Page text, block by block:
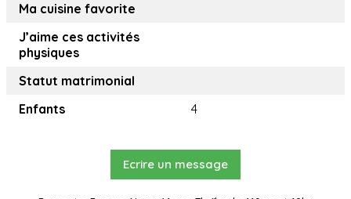
Ma cuisine favorite
J’aime ces activités
physiques
Statut matrimonial
Enfants
4
Ecrire un message